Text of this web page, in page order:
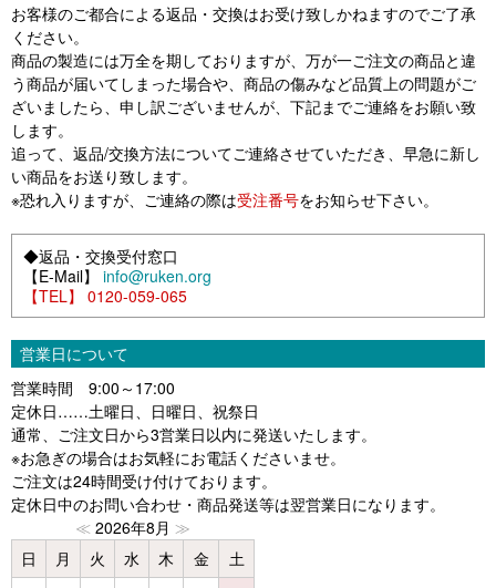
お客様のご都合による返品・交換はお受け致しかねますのでご了承
ください。
商品の製造には万全を期しておりますが、万が一ご注文の商品と違
う商品が届いてしまった場合や、商品の傷みなど品質上の問題がご
ざいましたら、申し訳ございませんが、下記までご連絡をお願い致
します。
追って、返品/交換方法についてご連絡させていただき、早急に新し
い商品をお送り致します。
※恐れ入りますが、ご連絡の際は受注番号をお知らせ下さい。
◆返品・交換受付窓口
【E-Mail】 info@ruken.org
【TEL】 0120-059-065
営業日について
営業時間 9:00～17:00
定休日……土曜日、日曜日、祝祭日
通常、ご注文日から3営業日以内に発送いたします。
※お急ぎの場合はお気軽にお電話くださいませ。
ご注文は24時間受け付けております。
定休日中のお問い合わせ・商品発送等は翌営業日になります。
≪ 2026年8月 ≫
日
月 火 水 木 金
土